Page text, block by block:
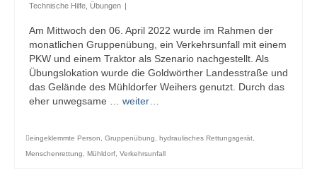
Technische Hilfe Übungen |
Am Mittwoch den 06. April 2022 wurde im Rahmen der
monatlichen Gruppenübung, ein Verkehrsunfall mit einem
PKW und einem Traktor als Szenario nachgestellt. Als
Übungslokation wurde die Goldwörther Landesstraße und
das Gelände des Mühldorfer Weihers genutzt. Durch das
eher unwegsame … weiter…
eingeklemmte Person Gruppenübung hydraulisches Rettungsgerät
Menschenrettung
Mühldorf Verkehrsunfall